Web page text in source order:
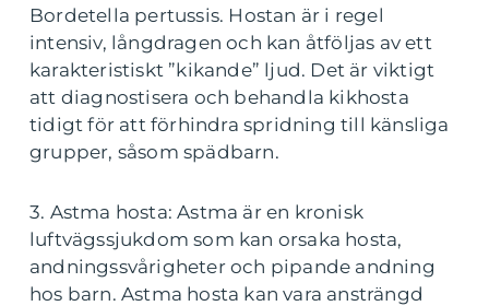
Bordetella pertussis. Hostan är i regel
intensiv, långdragen och kan åtföljas av ett
karakteristiskt ”kikande” ljud. Det är viktigt
att diagnostisera och behandla kikhosta
tidigt för att förhindra spridning till känsliga
grupper, såsom spädbarn.
3. Astma hosta: Astma är en kronisk
luftvägssjukdom som kan orsaka hosta,
andningssvårigheter och pipande andning
hos barn. Astma hosta kan vara ansträngd